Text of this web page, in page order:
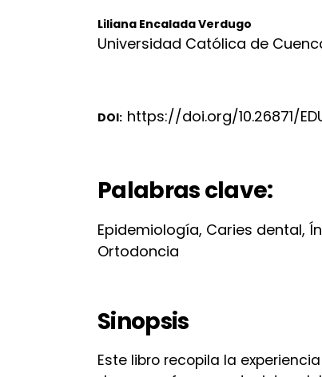
Liliana Encalada Verdugo
Universidad Católica de
DOI: https://doi.org/10.26871/
Palabras clave:
Epidemiología, Caries dental,
Ortodoncia
Sinopsis
Este libro recopila la